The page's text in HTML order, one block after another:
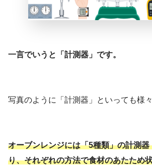
一言でいうと「計測器」です。
写真のように「計測器」といっても様々
オーブンレンジには「5種類」の計測
り、それぞれの方法で食材のあたため